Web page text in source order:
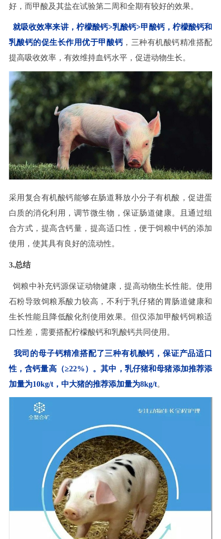
好，而甲酸及其盐在试验第二周和全期有较好的效果。
就吸收效率来讲，柠檬酸钙>乳酸钙>甲酸钙，柠檬酸钙和
乳酸钙的促生长作用优于甲酸钙 ，三种有机酸钙精准搭配
提高吸收效率，有效维持血钙水平，促进动物生长。
采用复合有机酸钙能够在肠道释放小分子有机酸，促进蛋
白质的消化利用，调节微生物，保证肠道健康。且通过组
合方式，提高含钙量，提高适口性，便于饲粮中钙的添加
使用，使其具有良好的流动性。
3.总结
饲粮中补充钙源保证动物健康，提高动物生长性能。使用
石粉导致饲粮系酸力较高，不利于乳仔猪的胃肠道健康和
生长性能且降低酸化剂使用效果。但仅添加甲酸钙饲粮适
口性差，需要搭配柠檬酸钙和乳酸钙共同使用。
我司的母子钙精准搭配了三种有机酸钙，保证产品适口
性，含钙量高（≥22%）。其中，乳仔猪和母猪添加推荐添
加量为10kg/t，中大猪的推荐添加量为8kg/t。